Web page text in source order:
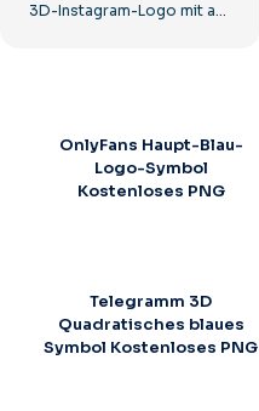
3D-Instagram-Logo mit abgerundetem Farbverlauf
OnlyFans Haupt-Blau-
Logo-Symbol
Kostenloses PNG
Telegramm 3D
Quadratisches blaues
Symbol Kostenloses PNG